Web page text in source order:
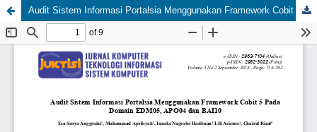
Audit Sistem Informasi Portalsia Menggunakan Framework Cobit 5 Pada EDM05, APO04 dan BAI10